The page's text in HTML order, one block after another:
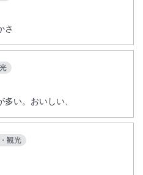
マット、ベビーソファー、踏み台
煮沸器
ヵ月用）
さ
い。おいしい、
観光